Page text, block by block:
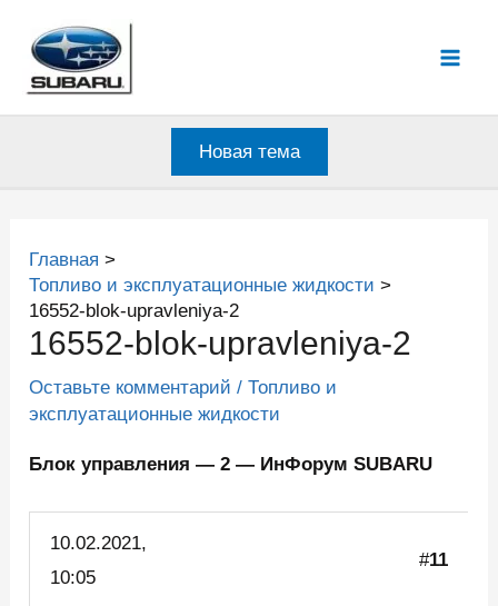
содержимому
Новая тема
Главная
Топливо и эксплуатационные жидкости
16552-blok-upravleniya-2
16552-blok-upravleniya-2
Оставьте комментарий /Топливо и
эксплуатационные жидкости
Блок управления — 2 — ИнФорум SUBARU
10.02.2021,
10:05
#11